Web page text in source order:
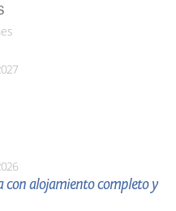
con alojamiento completo y